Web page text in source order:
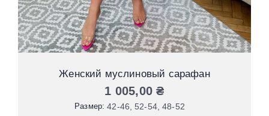
Женский муслиновый сарафан
1 005,00₴
Размер: 42-46 52-54 48-52